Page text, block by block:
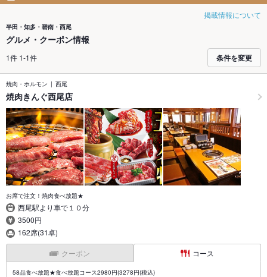
掲載情報について
半田・知多・碧南・西尾
グルメ・クーポン情報
1件 1-1件 条件を変更
焼肉・ホルモン 西尾
焼肉きんぐ西尾店
お席で注文！焼肉食べ放題★
西尾駅より車で１０分
3500円
162席(31卓)
クーポン コース
58品食べ放題★食べ放題コース2980円(3278円(税込)